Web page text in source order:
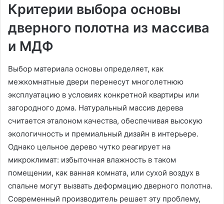
Критерии выбора основы
дверного полотна из массива
и МДФ
Выбор материала основы определяет, как
межкомнатные двери перенесут многолетнюю
эксплуатацию в условиях конкретной квартиры или
загородного дома. Натуральный массив дерева
считается эталоном качества, обеспечивая высокую
экологичность и премиальный дизайн в интерьере.
Однако цельное дерево чутко реагирует на
микроклимат: избыточная влажность в таком
помещении, как ванная комната, или сухой воздух в
спальне могут вызвать деформацию дверного полотна.
Современный производитель решает эту проблему,